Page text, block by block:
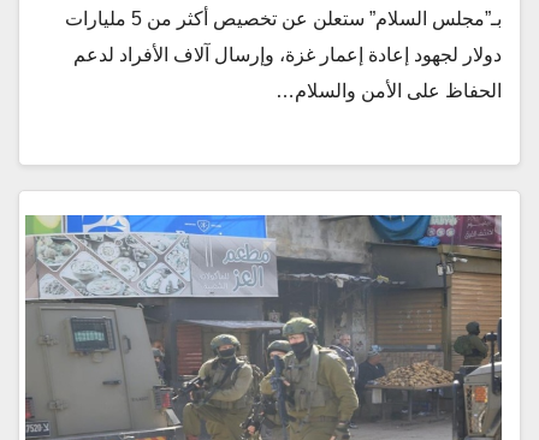
بـ”مجلس السلام” ستعلن عن تخصيص أكثر من 5 مليارات
دولار لجهود إعادة إعمار غزة، وإرسال آلاف الأفراد لدعم
الحفاظ على الأمن والسلام…